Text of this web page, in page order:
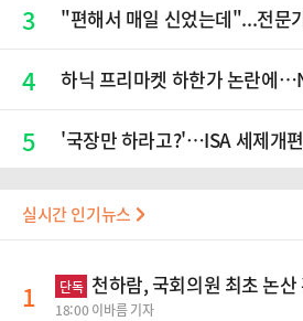
3 "편해서 매일 신었는데"...전문
4 하닉 프리마켓 하한가 논란에
5 '국장만 하라고?'…ISA 세제개
실시간 인기뉴스
1 단독 천하람, 국회의원 최초 논
18:00 이바름 기자